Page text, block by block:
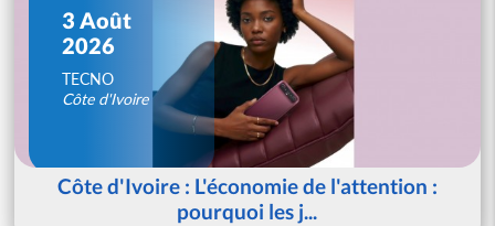
3 Août
2026
TECNO
Côte d'Ivoire
Côte d'Ivoire : L'économie de l'attention :
pourquoi les j...